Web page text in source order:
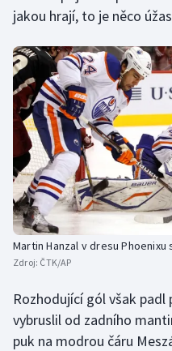
jakou hrají, to je něco
Martin Hanzal v dresu
Zdroj: ČTK/AP
Rozhodující gól však
vybruslil od zadního
puk na modrou čáru